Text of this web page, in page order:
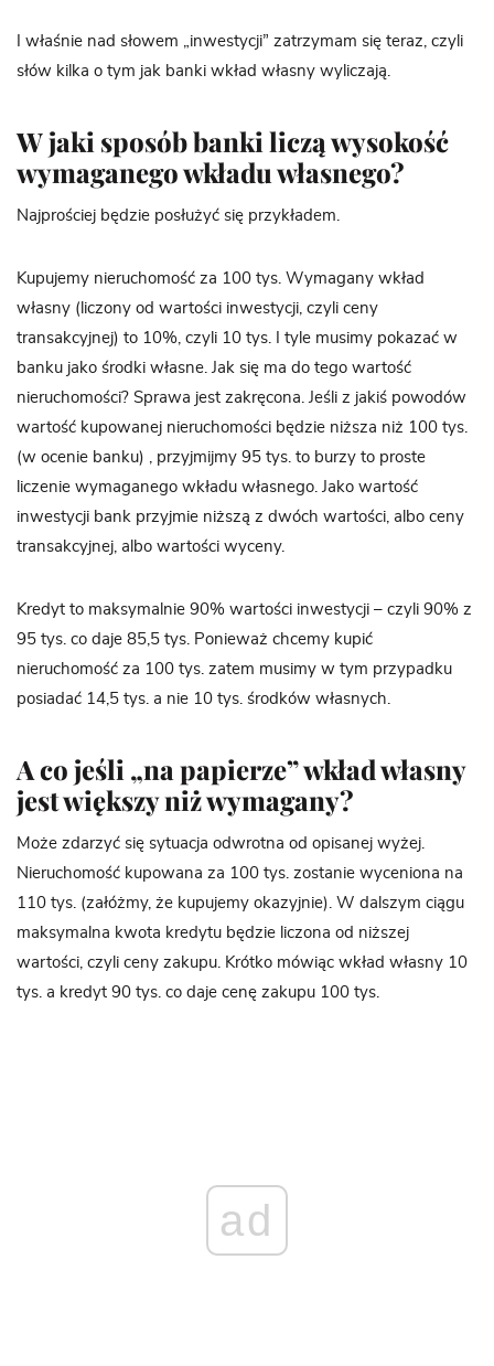
I właśnie nad słowem „inwestycji” zatrzymam się teraz, czyli
słów kilka o tym jak banki wkład własny wyliczają.
W jaki sposób banki liczą wysokość
wymaganego wkładu własnego?
Najprościej będzie posłużyć się przykładem.
Kupujemy nieruchomość za 100 tys. Wymagany wkład
własny (liczony od wartości inwestycji, czyli ceny
transakcyjnej) to 10%, czyli 10 tys. I tyle musimy pokazać w
banku jako środki własne. Jak się ma do tego wartość
nieruchomości? Sprawa jest zakręcona. Jeśli z jakiś powodów
wartość kupowanej nieruchomości będzie niższa niż 100 tys.
(w ocenie banku) , przyjmijmy 95 tys. to burzy to proste
liczenie wymaganego wkładu własnego. Jako wartość
inwestycji bank przyjmie niższą z dwóch wartości, albo ceny
transakcyjnej, albo wartości wyceny.
Kredyt to maksymalnie 90% wartości inwestycji – czyli 90% z
95 tys. co daje 85,5 tys. Ponieważ chcemy kupić
nieruchomość za 100 tys. zatem musimy w tym przypadku
posiadać 14,5 tys. a nie 10 tys. środków własnych.
A co jeśli „na papierze” wkład własny
jest większy niż wymagany?
Może zdarzyć się sytuacja odwrotna od opisanej wyżej.
Nieruchomość kupowana za 100 tys. zostanie wyceniona na
110 tys. (załóżmy, że kupujemy okazyjnie). W dalszym ciągu
maksymalna kwota kredytu będzie liczona od niższej
wartości, czyli ceny zakupu. Krótko mówiąc wkład własny 10
tys. a kredyt 90 tys. co daje cenę zakupu 100 tys.
ad